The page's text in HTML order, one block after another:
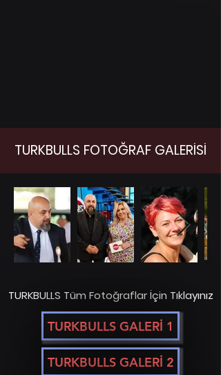
TURKBULLS FOTOĞRAF GALERİSİ
TURKBULLS Tüm Fotoğraflar İçin Tıklayınız
TURKBULLS GALERİ 1
TURKBULLS GALERİ 2